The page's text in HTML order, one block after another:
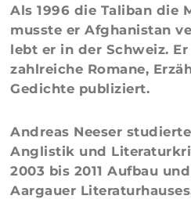
Als 1996 die Taliban die
musste er Afghanistan
lebt er in der Schweiz.
zahlreiche Romane,
Gedichte publiziert.
Andreas Neeser
Anglistik und
2003 bis 2011 Aufbau
Aargauer